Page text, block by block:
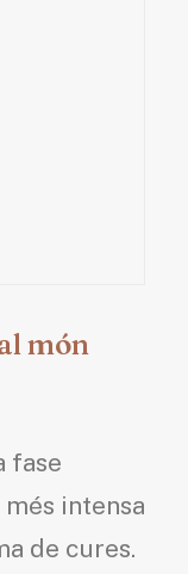
món
fase
intensa
de cures.